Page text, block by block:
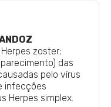
zoster;
das
pelo vírus
infecções
Herpes simplex.